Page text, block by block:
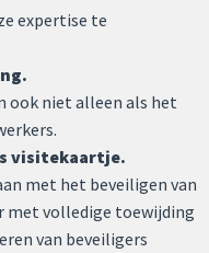
expertise te
ook niet alleen als het
visitekaartje.
met het beveiligen van
met volledige toewijding
van beveiligers